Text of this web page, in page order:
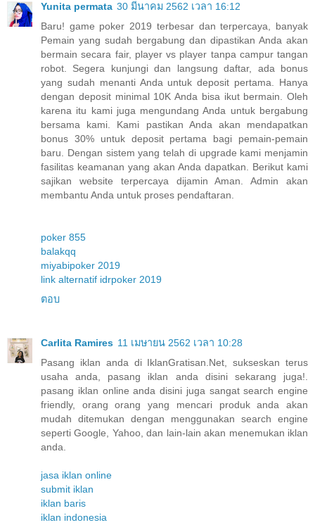
Yunita permata 30 มีนาคม 2562 เวลา 16:12
Baru! game poker 2019 terbesar dan terpercaya, banyak
Pemain yang sudah bergabung dan dipastikan Anda akan
bermain secara fair, player vs player tanpa campur tangan
robot. Segera kunjungi dan langsung daftar, ada bonus
yang sudah menanti Anda untuk deposit pertama. Hanya
dengan deposit minimal 10K Anda bisa ikut bermain. Oleh
karena itu kami juga mengundang Anda untuk bergabung
bersama kami. Kami pastikan Anda akan mendapatkan
bonus 30% untuk deposit pertama bagi pemain-pemain
baru. Dengan sistem yang telah di upgrade kami menjamin
fasilitas keamanan yang akan Anda dapatkan. Berikut kami
sajikan website terpercaya dijamin Aman. Admin akan
membantu Anda untuk proses pendaftaran.
poker 855
balakqq
miyabipoker 2019
link alternatif idrpoker 2019
ตอบ
Carlita Ramires 11 เมษายน 2562 เวลา 10:28
Pasang iklan anda di IklanGratisan.Net, sukseskan terus
usaha anda, pasang iklan anda disini sekarang juga!.
pasang iklan online anda disini juga sangat search engine
friendly, orang orang yang mencari produk anda akan
mudah ditemukan dengan menggunakan search engine
seperti Google, Yahoo, dan lain-lain akan menemukan iklan
anda.
jasa iklan online
submit iklan
iklan baris
iklan indonesia